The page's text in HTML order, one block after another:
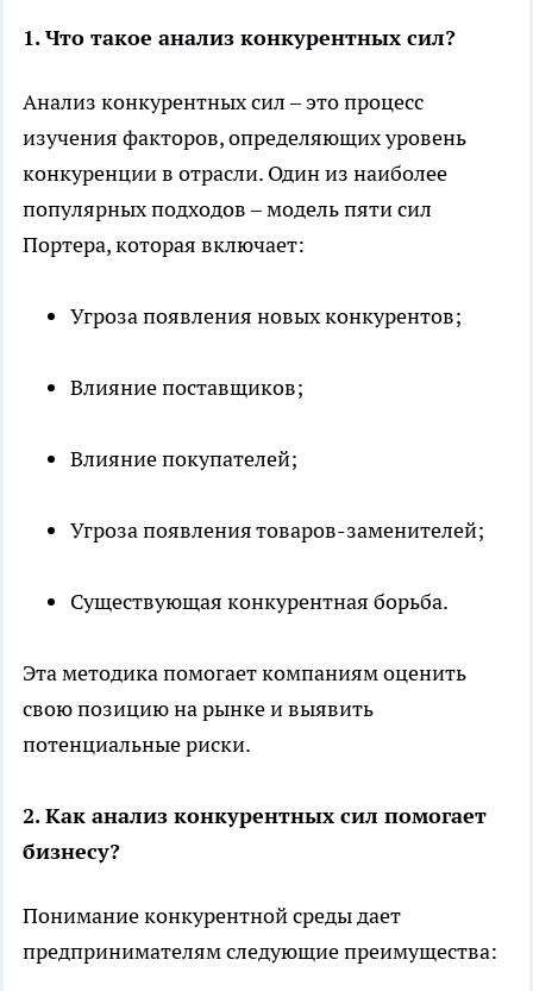
1. Что такое анализ конкурентных сил?
Анализ конкурентных сил – это процесс
изучения факторов, определяющих уровень
конкуренции в отрасли. Один из наиболее
популярных подходов – модель пяти сил
Портера, которая включает:
Угроза появления новых конкурентов;
Влияние поставщиков;
Влияние покупателей;
Угроза появления товаров-заменителей;
Существующая конкурентная борьба.
Эта методика помогает компаниям оценить
свою позицию на рынке и выявить
потенциальные риски.
2. Как анализ конкурентных сил помогает
бизнесу?
Понимание конкурентной среды дает
предпринимателям следующие преимущества: